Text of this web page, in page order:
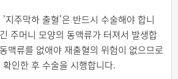
지주막하 출혈'은 반드시 수술해야 합니
주머니 모양의 동맥류가 터져서 발생합
맥류를 없애야 재출혈의 위험이 없으므로
인한 후 수술을 시행합니다.